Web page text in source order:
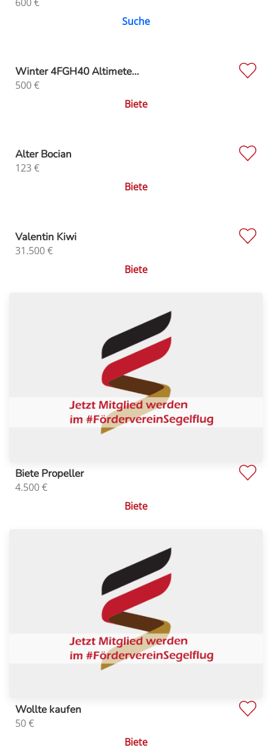
Suche
Winter 4FGH40 Altimete...
500€
Biete
Alter Bocian
123 €
Biete
Valentin Kiwi
31.500€
Biete
Biete Propeller
4.500€
Biete
Wollte kaufen
50€
Biete